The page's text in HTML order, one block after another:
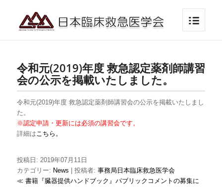
令和元(2019)年度 救急認定薬剤師講習
会の公示を掲載いたしました。
令和元(2019)年度 救急認定薬剤師講習会の公示を掲載いたしまし
た。
※認定申請・更新には必須の講習会です。
詳細はこちら。
投稿日: 2019年07月11日
カテゴリー: News | 投稿者: 事務局日本臨床救急医学会
≪ 書籍『臓器提供ハンドブック』パブリックコメントの募集に